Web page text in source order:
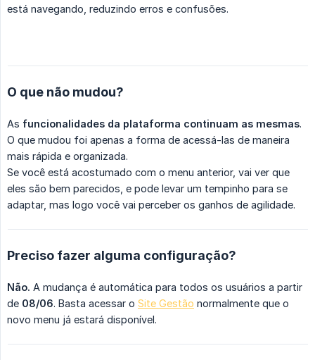
está navegando, reduzindo erros e confusões.
O que não mudou?
As funcionalidades da plataforma continuam as mesmas.
O que mudou foi apenas a forma de acessá-las de maneira
mais rápida e organizada.
Se você está acostumado com o menu anterior, vai ver que
eles são bem parecidos, e pode levar um tempinho para se
adaptar, mas logo você vai perceber os ganhos de agilidade.
Preciso fazer alguma configuração?
Não. A mudança é automática para todos os usuários a partir
de 08/06. Basta acessar o Site Gestão normalmente que o
novo menu já estará disponível.